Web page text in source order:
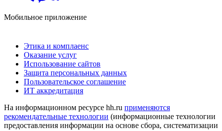
Мобильное приложение
Этика и комплаенс
Оказание услуг
Использование сайтов
Защита персональных данных
Пользовательское соглашение
ИТ аккредитация
На информационном ресурсе hh.ru применяются
рекомендательные технологии (информационные технологии
предоставления информации на основе сбора, систематизации